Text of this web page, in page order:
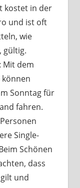
kostet in der
und ist oft
wie
gültig.
Mit dem
können
Sonntag für
fahren.
Single-
Schönen
dass
und